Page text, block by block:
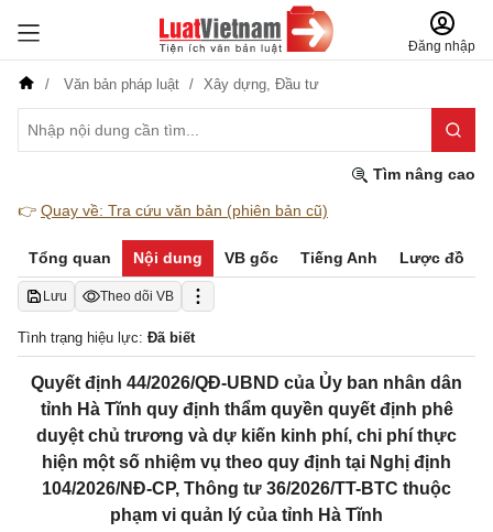
Đăng nhập
Văn bản pháp luật Xây dựng, Đầu tư
Tìm nâng cao
👉 Quay về: Tra cứu văn bản (phiên bản cũ)
Tổng quan Nội dung VB gốc Tiếng Anh Lược đồ
Lưu Theo dõi VB
Tình trạng hiệu lực: Đã biết
Quyết định 44/2026/QĐ-UBND của Ủy ban nhân dân
tỉnh Hà Tĩnh quy định thẩm quyền quyết định phê
duyệt chủ trương và dự kiến kinh phí, chi phí thực
hiện một số nhiệm vụ theo quy định tại Nghị định
104/2026/NĐ-CP, Thông tư 36/2026/TT-BTC thuộc
phạm vi quản lý của tỉnh Hà Tĩnh